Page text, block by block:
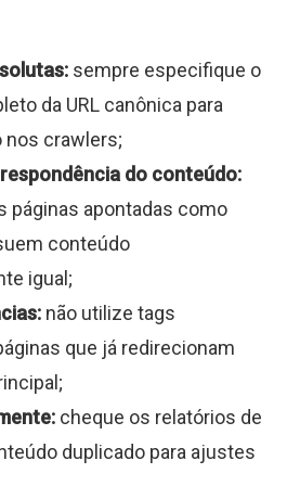
sempre especifique o
da URL canônica para
nos crawlers;
do conteúdo:
páginas apontadas como
conteúdo
igual;
não utilize tags
que já redirecionam
cheque os relatórios de
duplicado para ajustes